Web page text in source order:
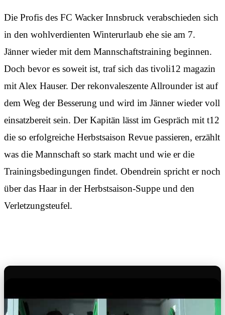
Die Profis des FC Wacker Innsbruck verabschieden sich
in den wohlverdienten Winterurlaub ehe sie am 7.
Jänner wieder mit dem Mannschaftstraining beginnen.
Doch bevor es soweit ist, traf sich das tivoli12 magazin
mit Alex Hauser. Der rekonvaleszente Allrounder ist auf
dem Weg der Besserung und wird im Jänner wieder voll
einsatzbereit sein. Der Kapitän lässt im Gespräch mit t12
die so erfolgreiche Herbstsaison Revue passieren, erzählt
was die Mannschaft so stark macht und wie er die
Trainingsbedingungen findet. Obendrein spricht er noch
über das Haar in der Herbstsaison-Suppe und den
Verletzungsteufel.